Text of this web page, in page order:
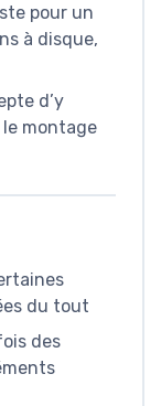
pour un
à disque,
d’y
montage
du tout
des